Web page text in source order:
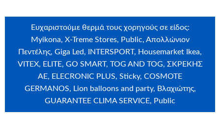
Ευχαριστούμε θερμά τους χορηγούς σε είδος:
Myikona, X-Treme Stores, Public, Aπολλώνιον
Πεντέλης, Giga Led, INTERSPORT, Ηousemarket Ιkea,
VITEX, ELITE, GO SMART, TOG AND TOG, ΣΚΡΕΚΗΣ
ΑΕ, ELECRONIC PLUS, Sticky, COSMOTE
GERMANOS, Lion balloons and party, Βλαχιώτης,
GUARANTEE CLIMA SERVICE, Public